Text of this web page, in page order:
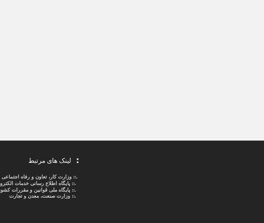
لینک های مرتبط
.::وزارت کار، تعاون و رفاه اجتماعی
.::پایگاه اطلاع رسانی خدمات
.::پایگاه ملی قوانین و مقررات کشور
.:: وزارت صنعت، معدن و تجارت